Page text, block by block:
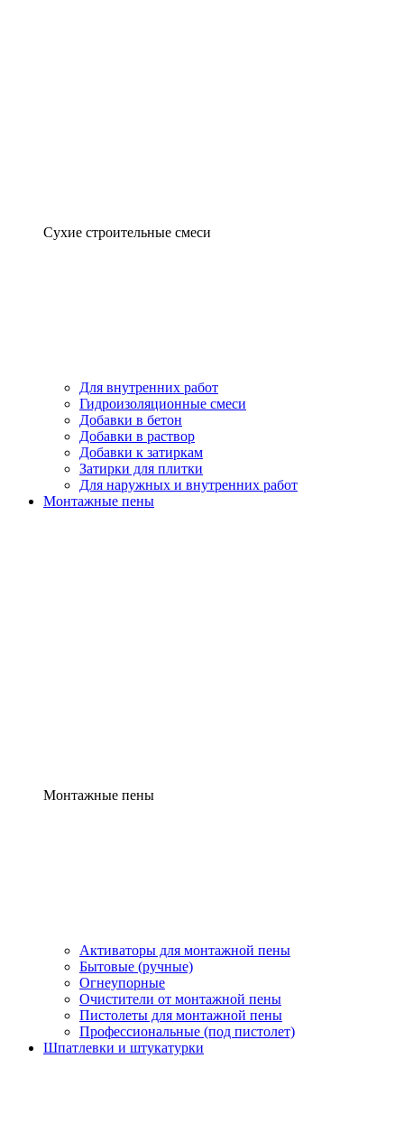
Сухие строительные смеси
Для внутренних работ
Гидроизоляционные смеси
Добавки в бетон
Добавки в раствор
Добавки к затиркам
Затирки для плитки
Для наружных и внутренних работ
Монтажные пены
Монтажные пены
Активаторы для монтажной пены
Бытовые (ручные)
Огнеупорные
Очистители от монтажной пены
Пистолеты для монтажной пены
Профессиональные (под пистолет)
Шпатлевки и штукатурки